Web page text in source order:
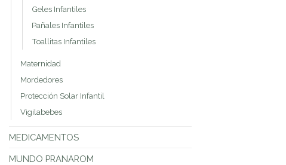
Geles Infantiles
Pañales Infantiles
Toallitas Infantiles
Maternidad
Mordedores
Protección Solar Infantil
Vigilabebes
MEDICAMENTOS
MUNDO PRANAROM